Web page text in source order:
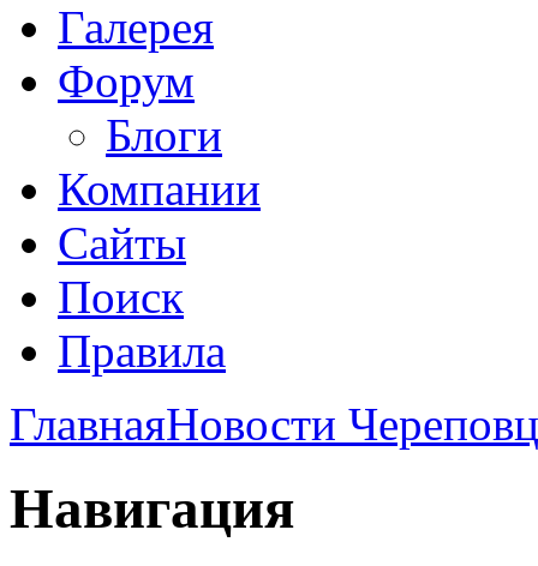
Галерея
Форум
Блоги
Компании
Сайты
Поиск
Правила
ГлавнаяНовости
Навигация